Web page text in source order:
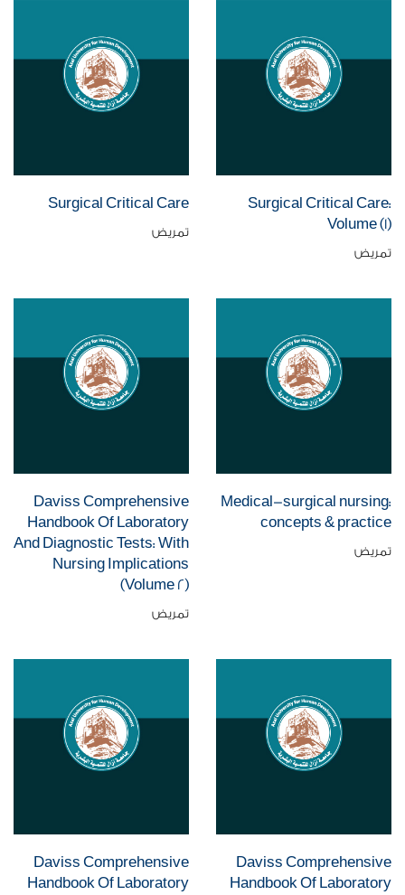
Surgical Critical Care:
Volume (1)
تمريض
Surgical Critical Care
تمريض
Medical-surgical nursing:
concepts & practice
تمريض
Daviss Comprehensive
Handbook Of Laboratory
And Diagnostic Tests: With
Nursing Implications
(Volume 2)
تمريض
Daviss Comprehensive
Handbook Of Laboratory
Daviss Comprehensive
Handbook Of Laboratory